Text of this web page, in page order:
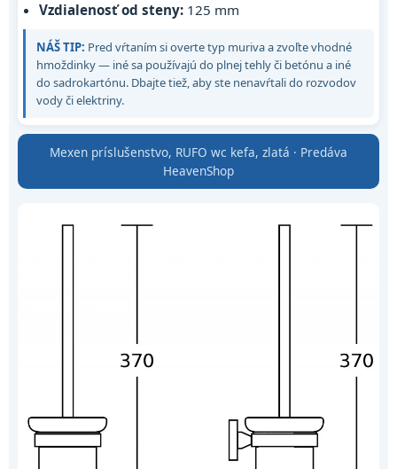
Vzdialenosť od steny: 125 mm
NÁŠ TIP: Pred vŕtaním si overte typ muriva a zvoľte vhodné
hmoždinky — iné sa používajú do plnej tehly či betónu a iné
do sadrokartónu. Dbajte tiež, aby ste nenavŕtali do rozvodov
vody či elektriny.
Mexen príslušenstvo, RUFO wc kefa, zlatá · Predáva
HeavenShop